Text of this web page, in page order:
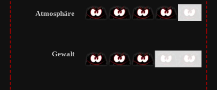
Atmosphäre
Gewalt